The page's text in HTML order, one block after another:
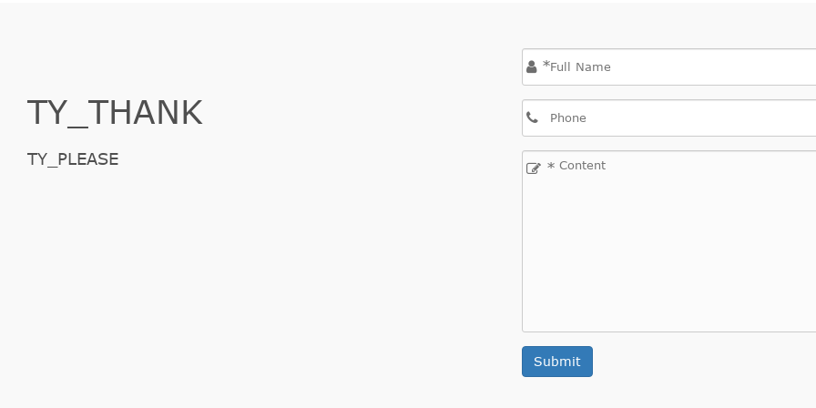
TY_THANK
TY_PLEASE
*
*
Submit